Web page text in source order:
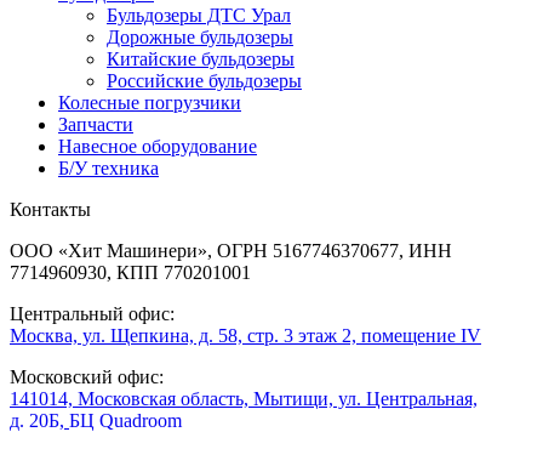
Бульдозеры ДТС Урал
Дорожные бульдозеры
Китайские бульдозеры
Российские бульдозеры
Колесные погрузчики
Запчасти
Навесное оборудование
Б/У техника
Контакты
ООО «Хит Машинери», ОГРН 5167746370677, ИНН
7714960930, КПП 770201001
Центральный офис:
Москва, ул. Щепкина, д. 58, стр. 3 этаж 2, помещение IV
Московский офис:
141014, Московская область, Мытищи, ул. Центральная,
д. 20Б, БЦ Quadroom